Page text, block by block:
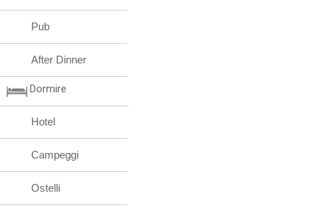
Pub
After Dinner
Dormire
Hotel
Campeggi
Ostelli